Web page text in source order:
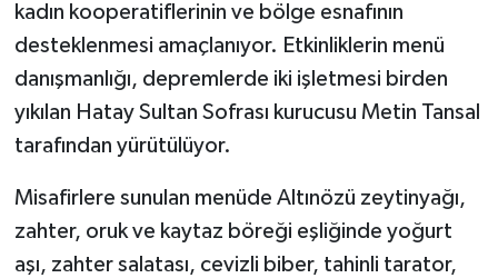
kadın kooperatiflerinin ve bölge esnafının
desteklenmesi amaçlanıyor. Etkinliklerin menü
danışmanlığı, depremlerde iki işletmesi birden
yıkılan Hatay Sultan Sofrası kurucusu Metin Tansal
tarafından yürütülüyor.
Misafirlere sunulan menüde Altınözü zeytinyağı,
zahter, oruk ve kaytaz böreği eşliğinde yoğurt
aşı, zahter salatası, cevizli biber, tahinli tarator,